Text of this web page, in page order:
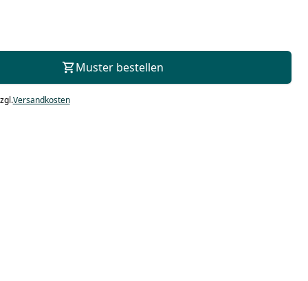
Muster bestellen
Versandkosten